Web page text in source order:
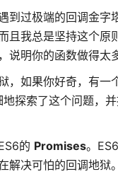
到过极端的回调金字
且我总是坚持这个原
说明你的函数做得太多
，如果你好奇，有一
地探索了这个问题，
的 Promises。
解决可怕的回调地狱